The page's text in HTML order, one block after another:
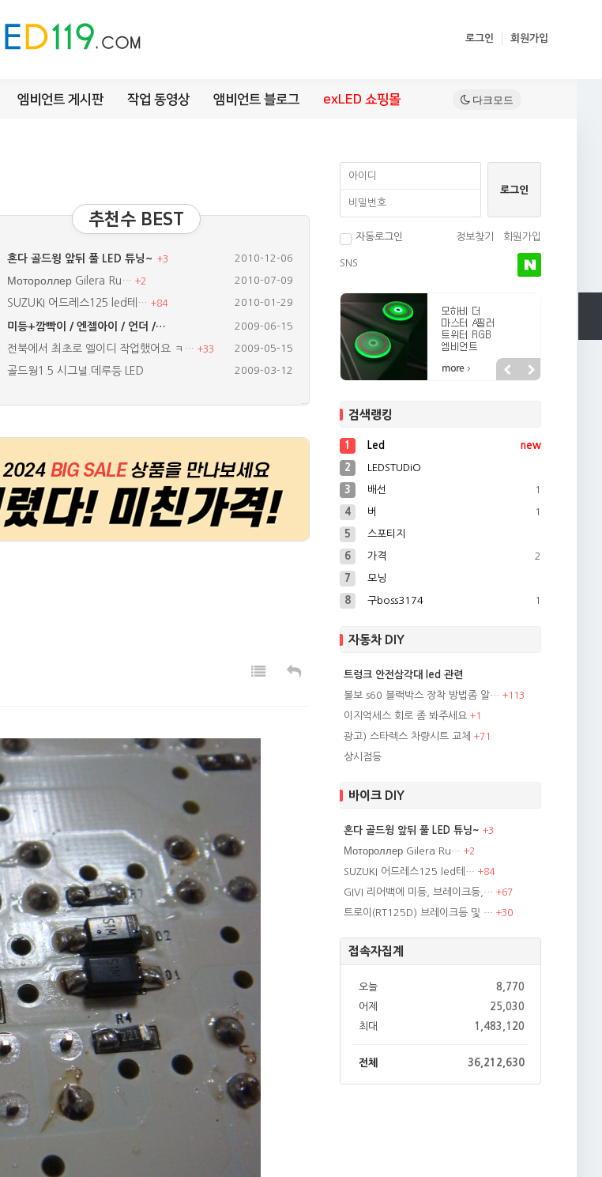
로그인 회원가입
엠비언트 게시판 작업 동영상 앰비언트 블로그 exLED 쇼핑몰
추천수 BEST
전북에서 최초로 엘이디 작업했어요 ㅋ… 2009-05-15
골드웡1.5 시그널.데루등 LED 2009-03-12
자전거에 시그널 달기.. 미등+방향지… 2009-03-11
트로이(RT125D) 브레이크등 및 …+30 2009-11-30
미등+깜빡이 / 엔젤아이 / 언더 /…
혼다 골드윙 앞뒤 풀 LED 튜닝~ +3 2010-12-06
Мотороллер Gilera Ru… +2 2010-07-09
SUZUKI 어드레스125 led테… +84 2010-01-29
자동로그인 정보찾기 회원가입
SNS
검색랭킹
1 Led new
2 LEDSTUDiO
3 배선 1
4 버 1
5 스포티지
6 가격 2
7 모닝
8 구boss3174 1
자동차 DIY
트렁크 안전삼각대 led 관련
볼보 s60 블랙박스 장착 방법좀 알… +113
이지억세스 회로 좀 봐주세요 +1
광고) 스타렉스 차량시트 교체 +71
상시점등
바이크 DIY
혼다 골드윙 앞뒤 풀 LED 튜닝~ +3
Мотороллер Gilera Ru… +2
SUZUKI 어드레스125 led테… +84
GIVI 리어백에 미등, 브레이크등,… +67
트로이(RT125D) 브레이크등 및 … +30
접속자집계
오늘
8,770
어제
25,030
최대
1,483,120
전체 36,212,630